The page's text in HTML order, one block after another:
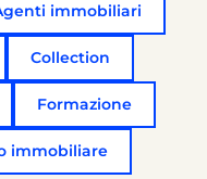
immobiliari
Collection
Formazione
immobiliare